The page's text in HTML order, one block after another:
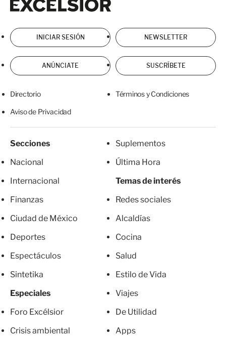
INICIAR SESIÓN NEWSLETTER
ANÚNCIATE SUSCRÍBETE
Directorio Términos y Condiciones
Aviso de Privacidad
Secciones
Nacional
Internacional
Finanzas
Ciudad de México
Deportes
Espectáculos
Sintetika
Especiales
Foro Excélsior
Crisis ambiental
Suplementos
Última Hora
Temas de interés
Redes sociales
Alcaldías
Cocina
Salud
Estilo de Vida
Viajes
De Utilidad
Apps